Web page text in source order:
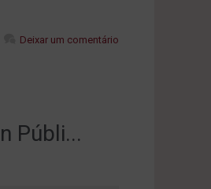
Deixar um comentário
Públi...